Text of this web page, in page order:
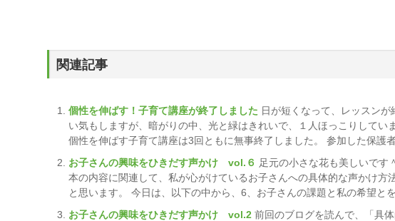
関連記事
個性を伸ばす！子育て講座が終了しました 日が短くなって、レッスン
い気もしますが、暗がりの中、光と緑はきれいで、１人ほっこりしてい
個性を伸ばす子育て講座は3回ともに無事終了しました。 参加した保護
お子さんの興味をひきだす声かけ vol.６ 足元の小さな花も美しいです
本の内容に関連して、私が心がけているお子さんへの具体的な声かけ方
と思います。 今日は、以下の中から、6、お子さんの課題と私の希望と
お子さんの興味をひきだす声かけ vol.2 前回のブログを読んで、「具